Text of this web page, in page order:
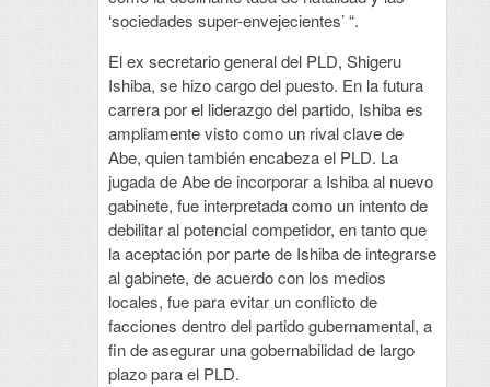
‘sociedades super-envejecientes’ “.
El ex secretario general del PLD, Shigeru
Ishiba, se hizo cargo del puesto. En la futura
carrera por el liderazgo del partido, Ishiba es
ampliamente visto como un rival clave de
Abe, quien también encabeza el PLD. La
jugada de Abe de incorporar a Ishiba al nuevo
gabinete, fue interpretada como un intento de
debilitar al potencial competidor, en tanto que
la aceptación por parte de Ishiba de integrarse
al gabinete, de acuerdo con los medios
locales, fue para evitar un conflicto de
facciones dentro del partido gubernamental, a
fin de asegurar una gobernabilidad de largo
plazo para el PLD.